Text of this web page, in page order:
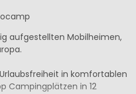
aufgestellten Mobilheimen,
in komfortablen
Campingplätzen in 12